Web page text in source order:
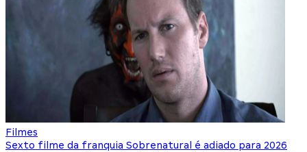
Filmes
Sexto filme da franquia Sobrenatural é adiado para 2026